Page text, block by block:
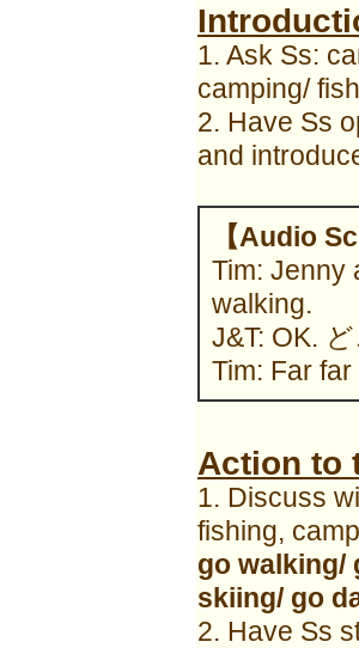
1. Ask Ss:
camping/
2. Have Ss
and
【Audio
Tim: Jenny
walking.
J&T: OK.
Tim: Far
Action to
1. Discuss
fishing,
go walking/
skiing/ go
2. Have Ss